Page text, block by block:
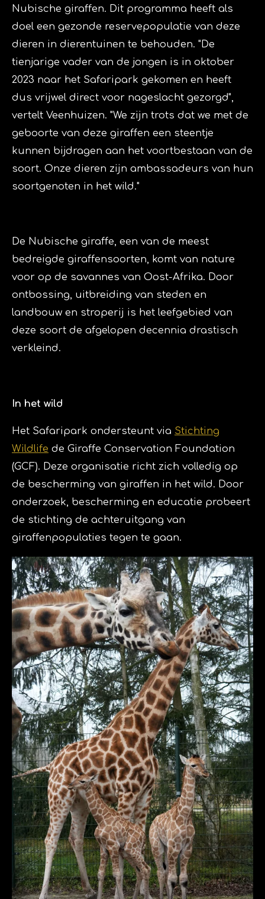
Nubische giraffen. Dit programma heeft als
doel een gezonde reservepopulatie van deze
dieren in dierentuinen te behouden. "De
tienjarige vader van de jongen is in oktober
2023 naar het Safaripark gekomen en heeft
dus vrijwel direct voor nageslacht gezorgd",
vertelt Veenhuizen. "We zijn trots dat we met de
geboorte van deze giraffen een steentje
kunnen bijdragen aan het voortbestaan van de
soort. Onze dieren zijn ambassadeurs van hun
soortgenoten in het wild."
De Nubische giraffe, een van de meest
bedreigde giraffensoorten, komt van nature
voor op de savannes van Oost-Afrika. Door
ontbossing, uitbreiding van steden en
landbouw en stroperij is het leefgebied van
deze soort de afgelopen decennia drastisch
verkleind.
In het wild
Het Safaripark ondersteunt via Stichting
Wildlife de Giraffe Conservation Foundation
(GCF). Deze organisatie richt zich volledig op
de bescherming van giraffen in het wild. Door
onderzoek, bescherming en educatie probeert
de stichting de achteruitgang van
giraffenpopulaties tegen te gaan.